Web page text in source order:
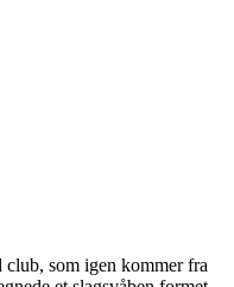
club, som igen kommer fra